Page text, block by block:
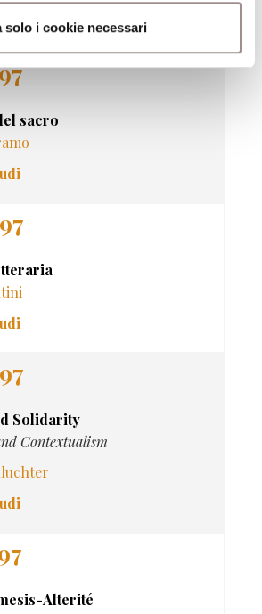
solo i cookie necessari
sacro
Solidarity
Contextualism
Alterité